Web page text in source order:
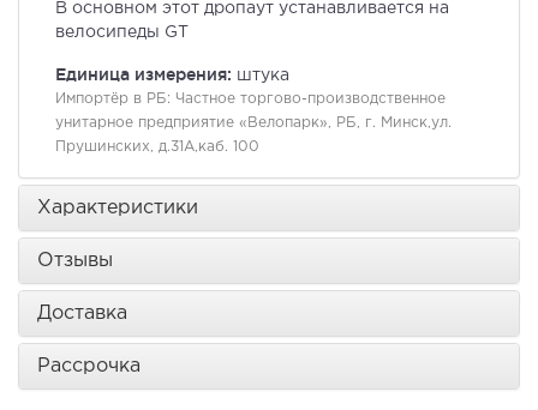
В основном этот дропаут устанавливается на
велосипеды GT
Единица измерения: штука
Импортёр в РБ: Частное торгово-производственное
унитарное предприятие «Велопарк», РБ, г. Минск,ул.
Прушинских, д.31А,каб. 100
Характеристики
Отзывы
Доставка
Рассрочка